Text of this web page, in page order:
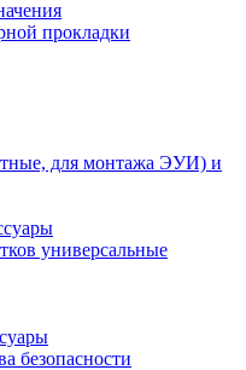
прокладки
для монтажа ЭУИ) и
универсальные
безопасности